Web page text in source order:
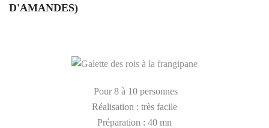
D'AMANDES)
Pour 8 à 10 personnes
Réalisation : très facile
Préparation : 40 mn